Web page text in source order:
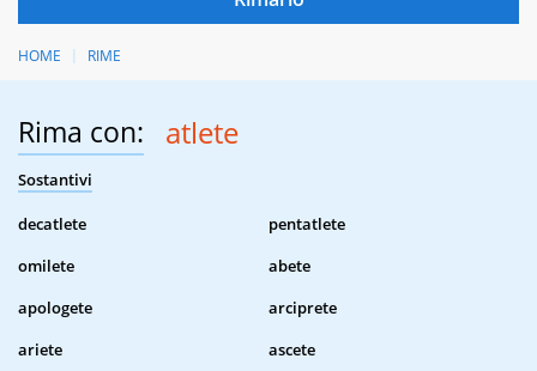
HOME RIME
Rima con: atlete
Sostantivi
decatlete
pentatlete
omilete
abete
apologete
arciprete
ariete
ascete